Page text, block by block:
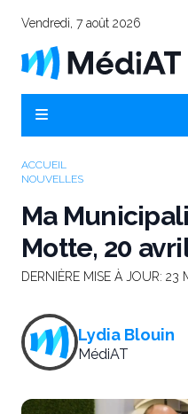
Vendredi, 7 août 2026
ACCUEIL
NOUVELLES
Ma
Motte, 20
DERNIÈRE MISE À JOUR: 23
Lydia Blouin
MédiAT